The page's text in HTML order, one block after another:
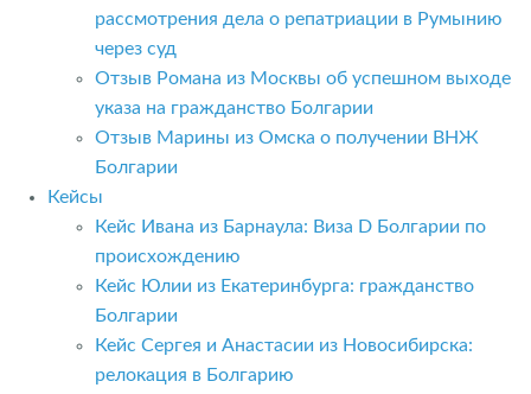
рассмотрения дела о репатриации в Румынию
через суд
Отзыв Романа из Москвы об успешном выходе
указа на гражданство Болгарии
Отзыв Марины из Омска о получении ВНЖ
Болгарии
Кейсы
Кейс Ивана из Барнаула: Виза D Болгарии по
происхождению
Кейс Юлии из Екатеринбурга: гражданство
Болгарии
Кейс Сергея и Анастасии из Новосибирска:
релокация в Болгарию